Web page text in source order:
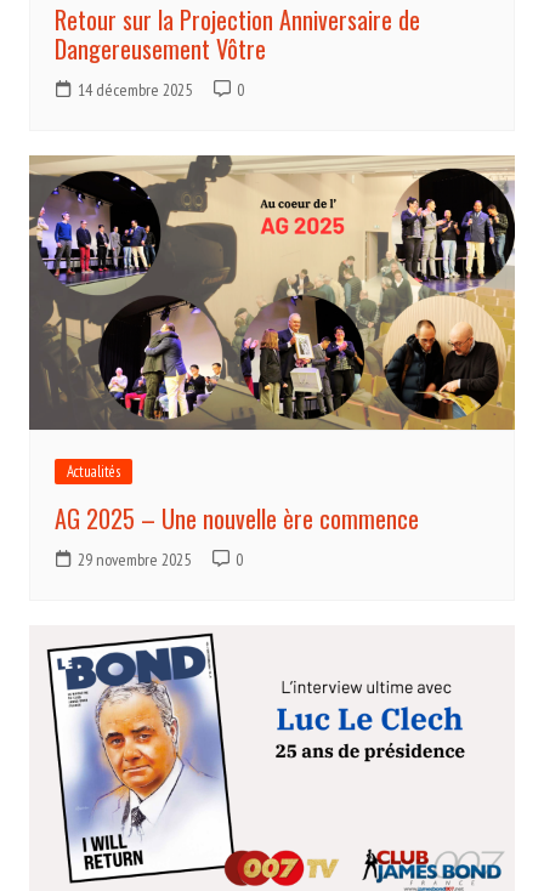
Retour sur la Projection Anniversaire de
Dangereusement Vôtre
14 décembre 2025 0
Actualités
AG 2025 – Une nouvelle ère commence
29 novembre 2025 0